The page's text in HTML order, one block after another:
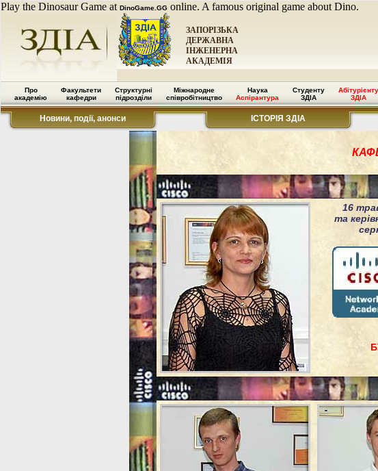
Play the Dinosaur Game at DinoGame.GG online. A famous original game about Dino.
ЗАПОРІЗЬКА
ДЕРЖАВНА
ІНЖЕНЕРНА
АКАДЕМІЯ
Про
академію
Факультети
кафедри
Структурні
підрозділи
Міжнародне
співробітництво
Наука
Аспірантура
Студенту
ЗДІА
Абітурієнту
ЗДІА
Новини, події, анонси ІСТОРІЯ ЗДІА
16
та